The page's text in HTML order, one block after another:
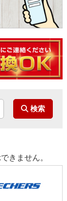
きません。